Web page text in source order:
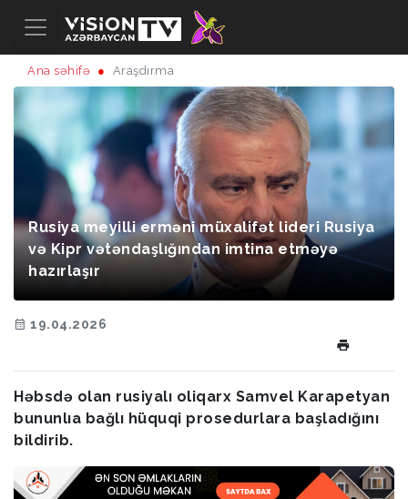
Ana səhifə Araşdırma
Rusiya meyilli erməni müxalifət lideri Rusiya
və Kipr vətəndaşlığından imtina etməyə
hazırlaşır
19.04.2026
Həbsdə olan rusiyalı oliqarx Samvel Karapetyan
bununlıa bağlı hüquqi prosedurlara başladığını
bildirib.